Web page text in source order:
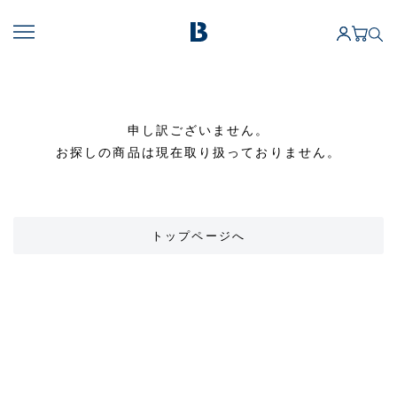
申し訳ございません。
お探しの商品は現在取り扱っておりません。
トップページへ